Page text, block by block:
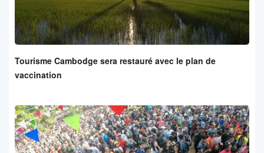
Tourisme Cambodge sera restauré avec le plan de
vaccination